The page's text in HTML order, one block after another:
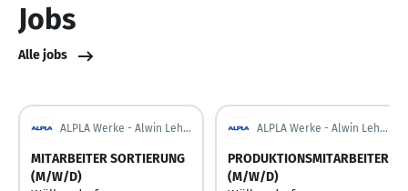
Jobs
Alle jobs
ALPLA Werke - Alwin Lehner GmbH & Co KG
MITARBEITER SORTIERUNG
(M/W/D)
ALPLA Werke - Alwin Lehner GmbH & Co KG
PRODUKTIONSMITARBEITER
(M/W/D)